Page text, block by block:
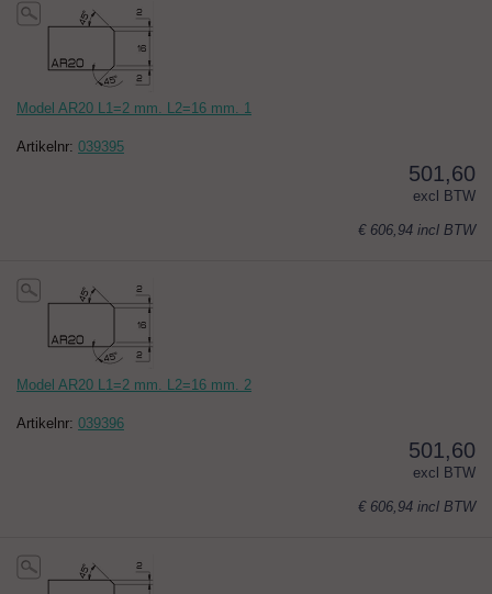
Model AR20 L1=2 mm. L2=16 mm. 1
Artikelnr: 039395
501,60
excl BTW
€ 606,94 incl BTW
Model AR20 L1=2 mm. L2=16 mm. 2
Artikelnr: 039396
501,60
excl BTW
€ 606,94 incl BTW